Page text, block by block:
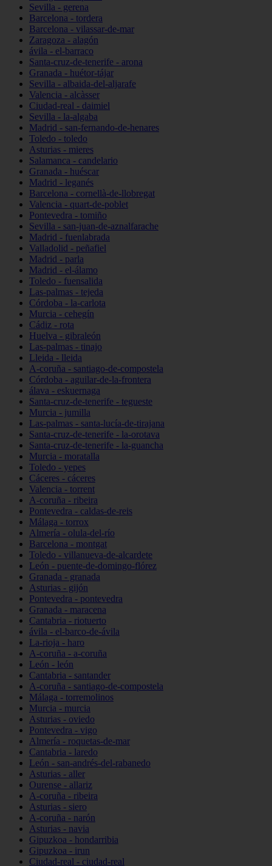
Sevilla - gerena
Barcelona - tordera
Barcelona - vilassar-de-mar
Zaragoza - alagón
ávila - el-barraco
Santa-cruz-de-tenerife - arona
Granada - huétor-tájar
Sevilla - albaida-del-aljarafe
Valencia - alcàsser
Ciudad-real - daimiel
Sevilla - la-algaba
Madrid - san-fernando-de-henares
Toledo - toledo
Asturias - mieres
Salamanca - candelario
Granada - huéscar
Madrid - leganés
Barcelona - cornellà-de-llobregat
Valencia - quart-de-poblet
Pontevedra - tomiño
Sevilla - san-juan-de-aznalfarache
Madrid - fuenlabrada
Valladolid - peñafiel
Madrid - parla
Madrid - el-álamo
Toledo - fuensalida
Las-palmas - tejeda
Córdoba - la-carlota
Murcia - cehegín
Cádiz - rota
Huelva - gibraleón
Las-palmas - tinajo
Lleida - lleida
A-coruña - santiago-de-compostela
Córdoba - aguilar-de-la-frontera
álava - eskuernaga
Santa-cruz-de-tenerife - tegueste
Murcia - jumilla
Las-palmas - santa-lucía-de-tirajana
Santa-cruz-de-tenerife - la-orotava
Santa-cruz-de-tenerife - la-guancha
Murcia - moratalla
Toledo - yepes
Cáceres - cáceres
Valencia - torrent
A-coruña - ribeira
Pontevedra - caldas-de-reis
Málaga - torrox
Almería - olula-del-río
Barcelona - montgat
Toledo - villanueva-de-alcardete
León - puente-de-domingo-flórez
Granada - granada
Asturias - gijón
Pontevedra - pontevedra
Granada - maracena
Cantabria - riotuerto
ávila - el-barco-de-ávila
La-rioja - haro
A-coruña - a-coruña
León - león
Cantabria - santander
A-coruña - santiago-de-compostela
Málaga - torremolinos
Murcia - murcia
Asturias - oviedo
Pontevedra - vigo
Almería - roquetas-de-mar
Cantabria - laredo
León - san-andrés-del-rabanedo
Asturias - aller
Ourense - allariz
A-coruña - ribeira
Asturias - siero
A-coruña - narón
Asturias - navia
Gipuzkoa - hondarribia
Gipuzkoa - irun
Ciudad-real - ciudad-real